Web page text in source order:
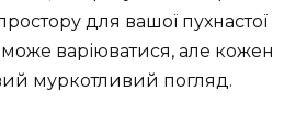
для вашої пухнастої
варіюватися, але кожен
муркотливий погляд.